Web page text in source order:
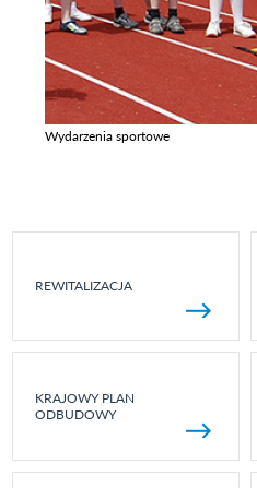
Wydarzenia sportowe
REWITALIZACJA
KRAJOWY PLAN
ODBUDOWY